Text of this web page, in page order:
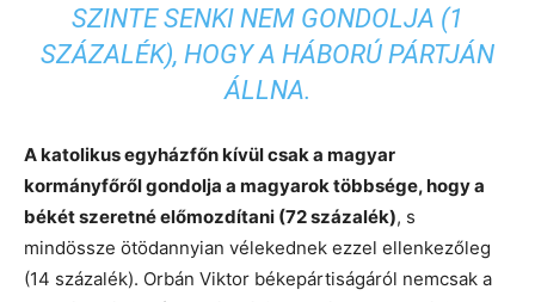
SZINTE SENKI NEM GONDOLJA (1
SZÁZALÉK), HOGY A HÁBORÚ PÁRTJÁN
ÁLLNA.
A katolikus egyházfőn kívül csak a magyar
kormányfőről gondolja a magyarok többsége, hogy a
békét szeretné előmozdítani (72 százalék), s
mindössze ötödannyian vélekednek ezzel ellenkezőleg
(14 százalék). Orbán Viktor békepártiságáról nemcsak a